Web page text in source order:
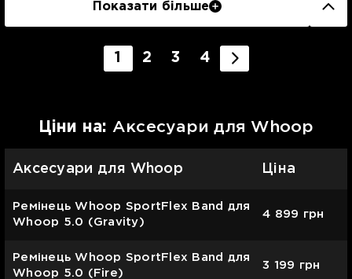
Показати більше
1 2 3 4
Цiни на: Аксесуари для Whoop
Аксесуари для Whoop Ціна
Ремінець Whoop SportFlex Band для
Whoop 5.0 (Gravity)
4 899 грн
Ремінець Whoop SportFlex Band для
Whoop 5.0 (Fire)
3 199 грн